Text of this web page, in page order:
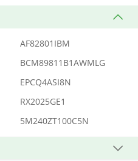
AF82801IBM
BCM89811B1AWMLG
EPCQ4ASI8N
RX2025GE1
5M240ZT100C5N